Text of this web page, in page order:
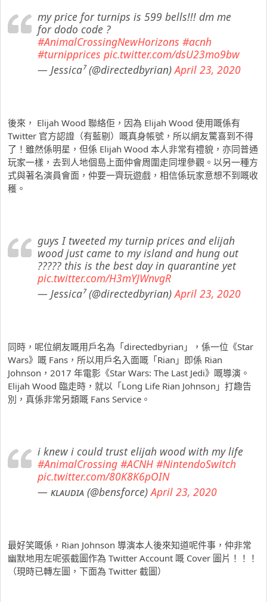
my price for turnips is 599 bells!!! dm me
for dodo code ?
#AnimalCrossingNewHorizons #acnh
#turnipprices pic.twitter.com/dsU23mo9bw
— Jessica⁷ (@directedbyrian)April 23, 2020
後來， Elijah Wood 聯絡佢，因為 Elijah Wood 使用嘅係有
Twitter 官方認證（有藍剔）嘅真身帳號，所以網友驚喜到不得
了！雖然係明星，但係 Elijah Wood 本人非常有禮貌，亦同普通
玩家一樣，去到人地個島上面仲會周圍走同埋參觀。以另一種方
式與著名演員會面，仲要一齊玩遊戲，相信係玩家意想不到嘅收
穫。
guys I tweeted my turnip prices and elijah
wood just came to my island and hung out
????? this is the best day in quarantine yet
pic.twitter.com/H3mYJWnvgR
— Jessica⁷ (@directedbyrian)April 23, 2020
同時，呢位網友嘅用戶名為「directedbyrian」，係一位《Star
Wars》嘅 Fans，所以用戶名入面嘅「Rian」即係 Rian
Johnson，2017 年電影《Star Wars: The Last Jedi》嘅導演。
Elijah Wood 臨走時，就以「Long Life Rian Johnson」打趣告
別，真係非常另類嘅 Fans Service。
i knew i could trust elijah wood with my life
#AnimalCrossing #ACNH #NintendoSwitch
pic.twitter.com/80K8K6pOIN
— ᴋʟᴀᴜᴅɪᴀ (@bensforce)April 23, 2020
最好笑嘅係，Rian Johnson 導演本人後來知道呢件事，仲非常
幽默地用左呢張截圖作為 Twitter Account 嘅 Cover 圖片！！！
（現時已轉左圖，下面為 Twitter 截圖）